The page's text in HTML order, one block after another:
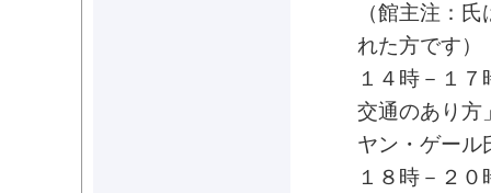
（館主注：
れた方です）
１４時－１
交通のあり方
ヤン・ゲール
１８時－２